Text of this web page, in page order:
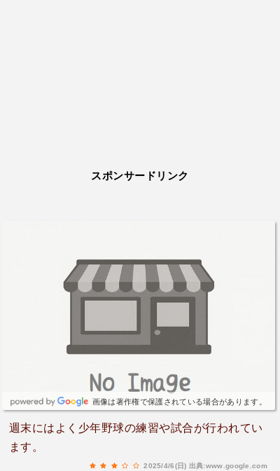
スポンサードリンク
画像は著作権で保護されている場合があります。
週末にはよく少年野球の練習や試合が行われてい
ます。
2025/4/6(日) 出典:www.google.com